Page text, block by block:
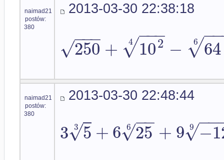
naimad21
postów:
380
2013-03-30 22:38:18
250
−−
−
√ + 102
−−
−
√
4 − 64
−
√
6
naimad21
postów:
380
2013-03-30 22:48:44
3 5
√
3 +6 25
−−
√
6 +9 −
−−
√
9